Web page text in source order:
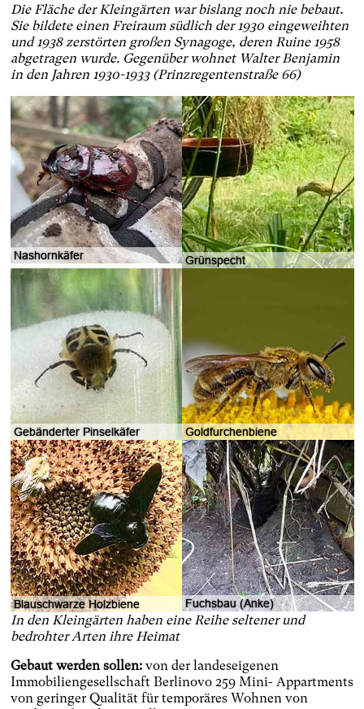
Die Fläche der Kleingärten war bislang noch nie bebaut.
Sie bildete einen Freiraum südlich der 1930 eingeweihten
und 1938 zerstörten großen Synagoge, deren Ruine 1958
abgetragen wurde. Gegenüber wohnet Walter Benjamin
in den Jahren 1930-1933 (Prinzregentenstraße 66)
Nashornkäfer Grünspecht
Gebänderter Pinselkäfer Goldfurchenbiene
Blauschwarze Holzbiene Fuchsbau (Anke)
In den Kleingärten haben eine Reihe seltener und
bedrohter Arten ihre Heimat
Gebaut werden sollen: von der landeseigenen
Immobiliengesellschaft Berlinovo 259 Mini- Appartments
von geringer Qualität für temporäres Wohnen von